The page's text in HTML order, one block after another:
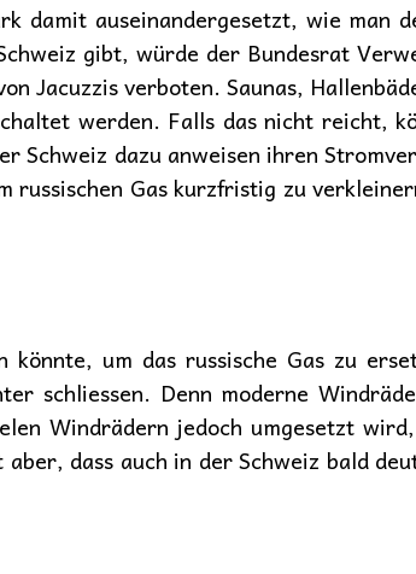
damit auseinandergesetzt, wie man
gibt, würde der Bundesrat
Jacuzzis verboten. Saunas,
werden. Falls das nicht reicht,
Schweiz dazu anweisen ihren
russischen Gas kurzfristig zu
um das russische Gas zu
schliessen. Denn moderne
Windrädern jedoch umgesetzt
dass auch in der Schweiz bald